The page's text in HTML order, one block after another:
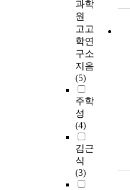
과학
원
고고
학연
구소
지음
(5)
주학
성
(4)
김근
식
(3)